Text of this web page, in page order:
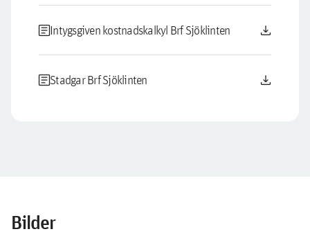
articleIntygsgiven kostnadskalkyl Brf Sjöklinten download
articleStadgar Brf Sjöklinten download
Bilder